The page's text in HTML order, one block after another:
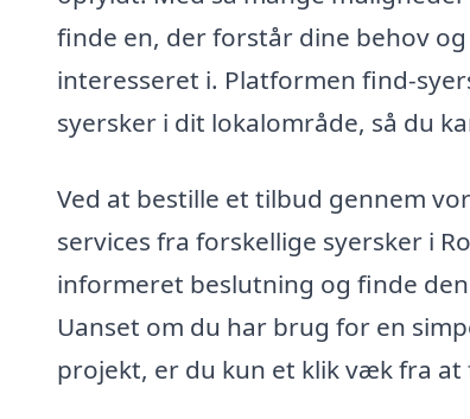
finde en, der forstår dine behov
interesseret i. Platformen find-
syersker i dit lokalområde, så du
Ved at bestille et tilbud gennem
services fra forskellige syersker i
informeret beslutning og finde
Uanset om du har brug for en
projekt, er du kun et klik væk fra